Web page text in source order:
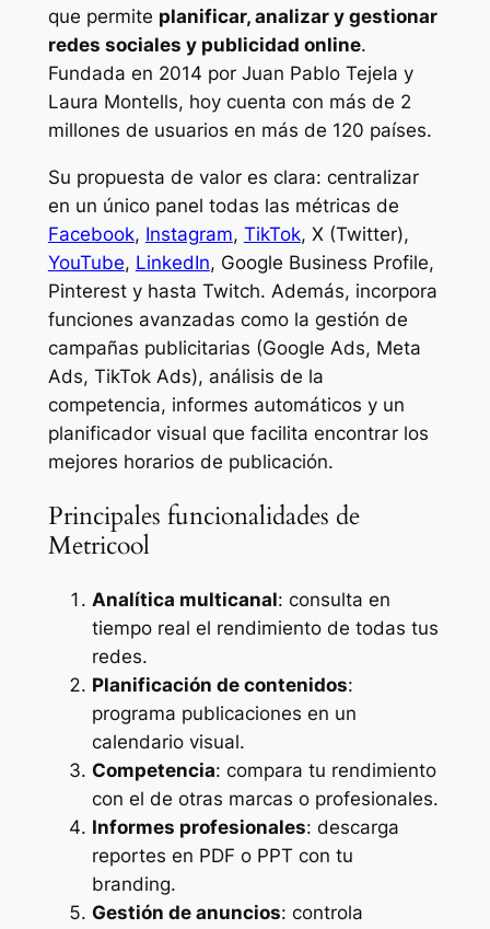
que permite planificar, analizar y gestionar
redes sociales y publicidad online.
Fundada en 2014 por Juan Pablo Tejela y
Laura Montells, hoy cuenta con más de 2
millones de usuarios en más de 120 países.
Su propuesta de valor es clara: centralizar
en un único panel todas las métricas de
Facebook, Instagram, TikTok, X (Twitter),
YouTube, LinkedIn, Google Business Profile,
Pinterest y hasta Twitch. Además, incorpora
funciones avanzadas como la gestión de
campañas publicitarias (Google Ads, Meta
Ads, TikTok Ads), análisis de la
competencia, informes automáticos y un
planificador visual que facilita encontrar los
mejores horarios de publicación.
Principales funcionalidades de
Metricool
Analítica multicanal: consulta en
tiempo real el rendimiento de todas tus
redes.
Planificación de contenidos:
programa publicaciones en un
calendario visual.
Competencia: compara tu rendimiento
con el de otras marcas o profesionales.
Informes profesionales: descarga
reportes en PDF o PPT con tu
branding.
Gestión de anuncios: controla